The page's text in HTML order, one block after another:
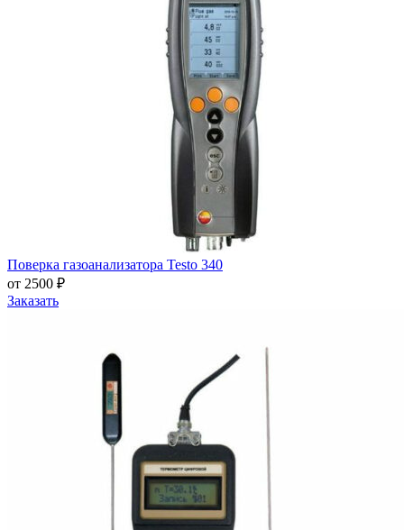
Поверка газоанализатора Testo 340
от 2500 ₽
Заказать